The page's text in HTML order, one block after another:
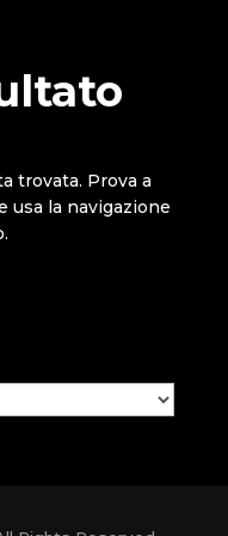
trovata. Prova a
usa la navigazione